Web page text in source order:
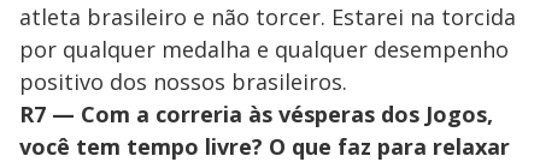
atleta brasileiro e não torcer. Estarei na torcida
por qualquer medalha e qualquer desempenho
positivo dos nossos brasileiros.
R7 — Com a correria às vésperas dos Jogos,
você tem tempo livre? O que faz para relaxar